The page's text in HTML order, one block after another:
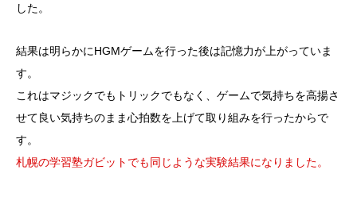
した。
結果は明らかにHGMゲームを行った後は記憶力が上がっていま
す。
これはマジックでもトリックでもなく、ゲームで気持ちを高揚さ
せて良い気持ちのまま心拍数を上げて取り組みを行ったからで
す。
札幌の学習塾ガビットでも同じような実験結果になりました。